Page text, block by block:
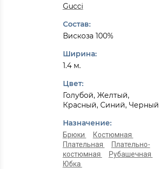
Gucci
Состав:
Вискоза 100%
Ширина:
1.4 м.
Цвет:
Голубой, Желтый,
Красный, Синий, Черный
Назначение:
Брюки
Костюмная
Плательная
Плательно-
костюмная
Рубашечная
Юбка